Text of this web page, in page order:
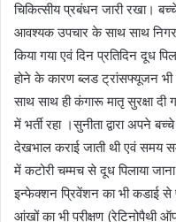
चिकित्सीय प्रबंधन जारी रखा।
आवश्यक उपचार के साथ साथ
किया गया एवं दिन प्रतिदिन दूध
होने के कारण ब्लड ट्रांसफ्यूजन
साथ साथ ही कंगारू मातृ सुरक्षा
में भर्ती रहा ।सुनीता द्वारा अपने
देखभाल कराई जाती थी एवं समय
में कटोरी चम्मच से दूध पिलाया
इन्फेक्शन प्रिवेंशन का भी कडाई से
आंखों का भी परीक्षण (रेटिनोपैथी